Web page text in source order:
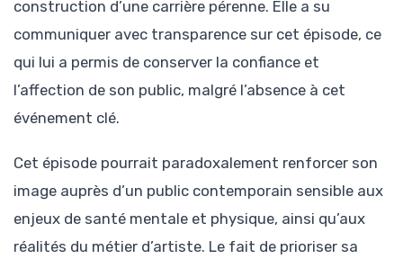
construction d’une carrière pérenne. Elle a su
communiquer avec transparence sur cet épisode, ce
qui lui a permis de conserver la confiance et
l’affection de son public, malgré l’absence à cet
événement clé.
Cet épisode pourrait paradoxalement renforcer son
image auprès d’un public contemporain sensible aux
enjeux de santé mentale et physique, ainsi qu’aux
réalités du métier d’artiste. Le fait de prioriser sa